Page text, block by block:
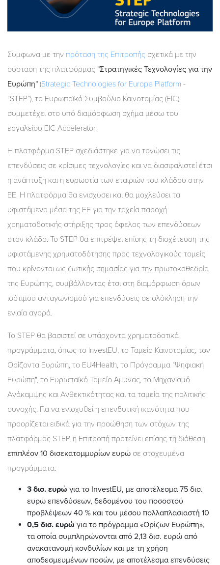
Σύμφωνα με την πρόταση της Επιτροπής σχετικά με την
σύσταση της πλατφόρμας "Στρατηγικές Τεχνολογίες για την
Ευρώπη" (Strategic Technologies for Europe Platform -
“STEP”), το Ευρωπαϊκό Συμβούλιο Καινοτομίας (EIC)
συμμετέχει στο υπό διαμόρφωση σχήμα μέσω του
εργαλείου EIC Accelerator.
Η πλατφόρμα STEP σχεδιάστηκε για να τονώσει τις
επενδύσεις σε κρίσιμες τεχνολογίες και να διασφαλιστεί έτσι
η ανάπτυξη και η ευρωστία των εταιριών του κλάδου στην
ΕΕ. Η πλατφόρμα θα ενισχύσει και θα μοχλεύσει τα
υφιστάμενα μέσα της ΕΕ για την ταχεία παροχή
χρηματοδοτικής στήριξης προς όφελος των επενδύσεων
στον κλάδο. To STEP θα επιτρέψει επίσης τη διοχέτευση της
υφιστάμενης χρηματοδότησης προς τεχνολογικούς τομείς
που κρίνονται ως ζωτικής σημασίας για την πρωτοκαθεδρία
της Ευρώπης, συμβάλλοντας έτσι στη διαμόρφωση όρων
ισότιμου ανταγωνισμού για επενδύσεις σε ολόκληρη την
ενιαία αγορά.
Το STEP θα βασιστεί σε υπάρχοντα χρηματοδοτικά
προγράμματα, όπως το InvestEU, το Ταμείο Καινοτομίας, τον
Ορίζοντα Ευρώπη, το EU4Health, το Πρόγραμμα "Ψηφιακή
Ευρώπη", το Ευρωπαϊκό Ταμείο Άμυνας, το Μηχανισμό
Ανάκαμψης και Ανθεκτικότητας και τα ταμεία της πολιτικής
συνοχής. Για να ενισχυθεί η επενδυτική ικανότητα που
προορίζεται ειδικά για την προώθηση των στόχων της
πλατφόρμας STEP, η Επιτροπή προτείνει επίσης τη διάθεση
επιπλέον 10 δισεκατομμυρίων ευρώ σε στοχευμένα
προγράμματα:
3 δισ. ευρώ για το InvestEU, με αποτέλεσμα 75 δισ.
ευρώ επενδύσεων, δεδομένου του ποσοστού
προβλέψεων 40 % και του μέσου πολλαπλασιαστή 10
0,5 δισ. ευρώ για το πρόγραμμα «Ορίζων Ευρώπη»,
τα οποία συμπληρώνονται από 2,13 δισ. ευρώ από
ανακατανομή κονδυλίων και με τη χρήση
αποδεσμευμένων ποσών, με αποτέλεσμα επενδύσεις